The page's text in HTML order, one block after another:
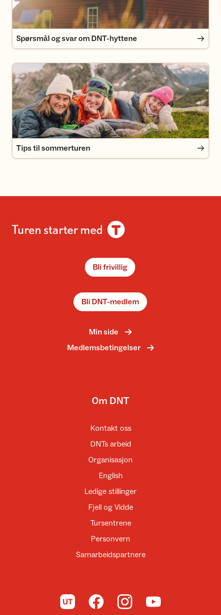
Spørsmål og svar om DNT-hyttene
Tips til sommerturen
Tips til sommerturen
Bli frivillig
Bli DNT-medlem
Min side
Medlemsbetingelser
Om DNT
Kontakt oss
DNTs arbeid
Organisasjon
English
Ledige stillinger
Fjell og Vidde
Tursentrene
Personvern
Samarbeidspartnere
Til UT.no Til DNT på Facebook
Til DNT på Instagram
Til DNT på YouTube